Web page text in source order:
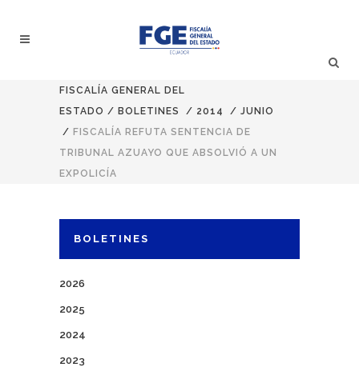
FISCALÍA GENERAL DEL
ESTADO / BOLETINES / 2014 / JUNIO
/ FISCALÍA REFUTA SENTENCIA DE
TRIBUNAL AZUAYO QUE ABSOLVIÓ A UN
EXPOLICÍA
BOLETINES
2026
2025
2024
2023